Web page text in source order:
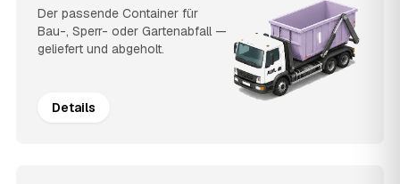
Der passende Container für
Bau-, Sperr- oder Gartenabfall —
geliefert und abgeholt.
Details